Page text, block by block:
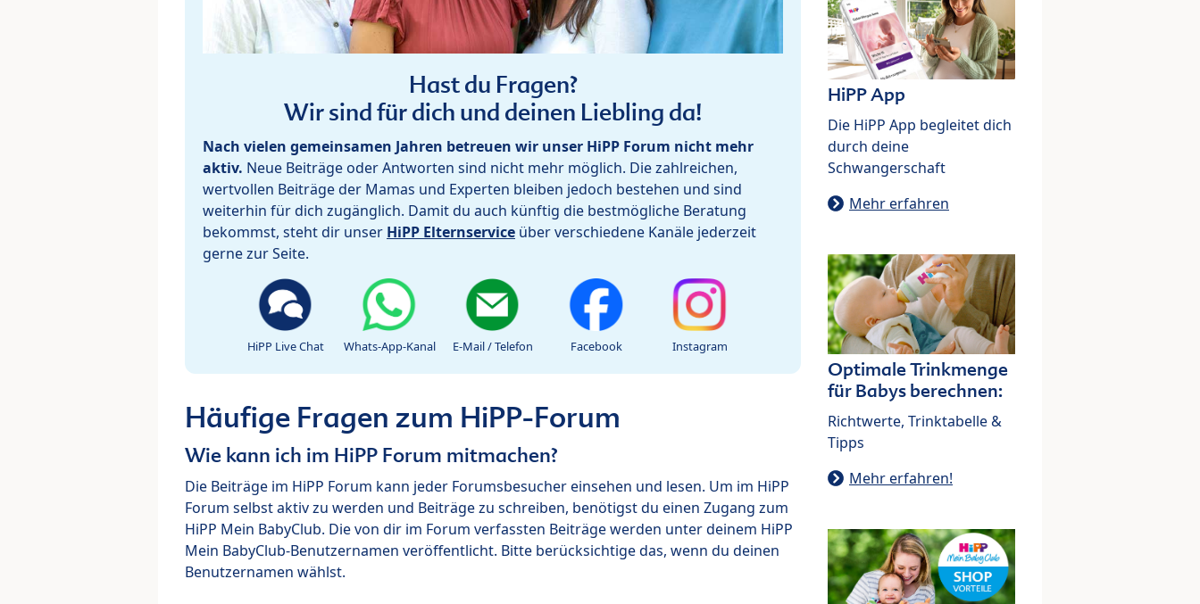
Hast du Fragen?
Wir sind für dich und deinen Liebling da!
Nach vielen gemeinsamen Jahren betreuen wir unser HiPP Forum nicht mehr
aktiv. Neue Beiträge oder Antworten sind nicht mehr möglich. Die zahlreichen,
wertvollen Beiträge der Mamas und Experten bleiben jedoch bestehen und sind
weiterhin für dich zugänglich. Damit du auch künftig die bestmögliche Beratung
bekommst, steht dir unser HiPP Elternservice über verschiedene Kanäle jederzeit
gerne zur Seite.
HiPP Live Chat Whats-App-Kanal E-Mail / Telefon Facebook Instagram
Häufige Fragen zum HiPP-Forum
Wie kann ich im HiPP Forum mitmachen?
Die Beiträge im HiPP Forum kann jeder Forumsbesucher einsehen und lesen. Um im HiPP
Forum selbst aktiv zu werden und Beiträge zu schreiben, benötigst du einen Zugang zum
HiPP Mein BabyClub. Die von dir im Forum verfassten Beiträge werden unter deinem HiPP
Mein BabyClub-Benutzernamen veröffentlicht. Bitte berücksichtige das, wenn du deinen
Benutzernamen wählst.
HiPP App
Die HiPP App begleitet dich
durch deine
Schwangerschaft
Mehr erfahren
Optimale Trinkmenge
für Babys berechnen:
Richtwerte, Trinktabelle &
Tipps
Mehr erfahren!